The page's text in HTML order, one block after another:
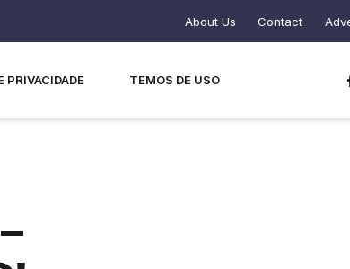
About Us Contact
PRIVACIDADE TEMOS DE USO